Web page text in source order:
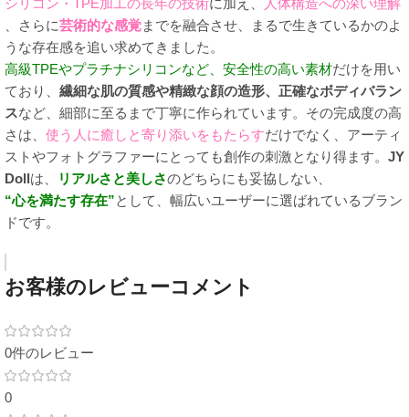
シリコン・TPE加工の長年の技術に加え、
人体構造への深い理解
、さらに芸術的な感覚までを融合させ、まるで生きているかのよ
うな存在感を追い求めてきました。
高級TPEやプラチナシリコンなど、安全性の高い素材だけを用い
ており、 繊細な肌の質感や精緻な顔の造形、正確なボディバラン
スなど、細部に至るまで丁寧に作られています。その完成度の高
さは、 使う人に癒しと寄り添いをもたらすだけでなく、アーティ
ストやフォトグラファーにとっても創作の刺激となり得ます。 JY
Dollは、 リアルさと美しさのどちらにも妥協しない、
“心を満たす存在”として、幅広いユーザーに選ばれているブラン
ドです。
お客様のレビューコメント
0件のレビュー
0